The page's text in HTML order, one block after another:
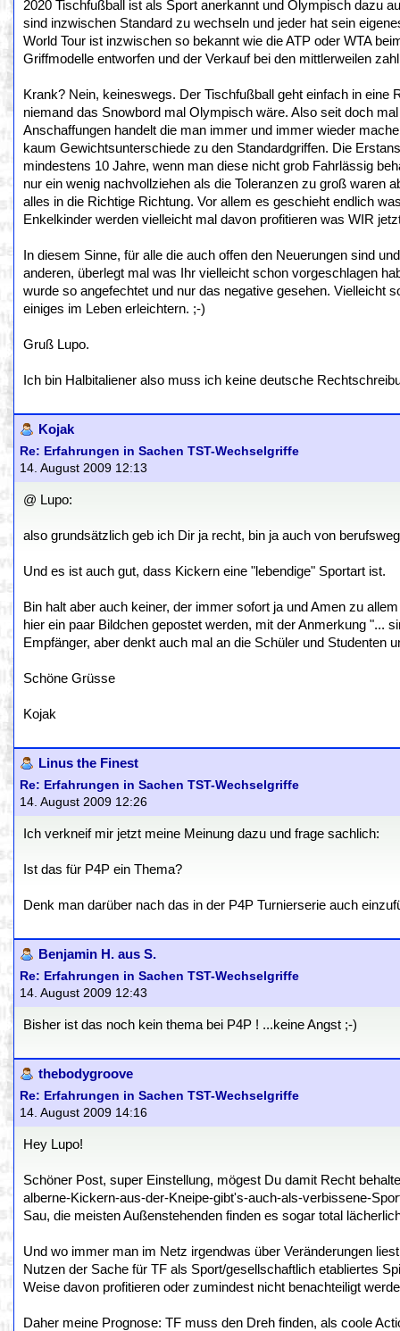
2020 Tischfußball ist als Sport anerkannt und Olympisch dazu
sind inzwischen Standard zu wechseln und jeder hat sein
World Tour ist inzwischen so bekannt wie die ATP oder WTA
Griffmodelle entworfen und der Verkauf bei den mittlerweilen
Krank? Nein, keineswegs. Der Tischfußball geht einfach in
niemand das Snowbord mal Olympisch wäre. Also seit doch
Anschaffungen handelt die man immer und immer wieder
kaum Gewichtsunterschiede zu den Standardgriffen. Die
mindestens 10 Jahre, wenn man diese nicht grob Fahrlässig
nur ein wenig nachvollziehen als die Toleranzen zu groß waren
alles in die Richtige Richtung. Vor allem es geschieht endlich
Enkelkinder werden vielleicht mal davon profitieren was WIR
In diesem Sinne, für alle die auch offen den Neuerungen sind
anderen, überlegt mal was Ihr vielleicht schon vorgeschlagen
wurde so angefechtet und nur das negative gesehen. Vielleicht
einiges im Leben erleichtern. ;-)
Gruß Lupo.
Ich bin Halbitaliener also muss ich keine deutsche
Kojak
Re: Erfahrungen in Sachen TST-Wechselgriffe
14. August 2009 12:13
@ Lupo:
also grundsätzlich geb ich Dir ja recht, bin ja auch von
Und es ist auch gut, dass Kickern eine "lebendige" Sportart ist.
Bin halt aber auch keiner, der immer sofort ja und Amen zu
hier ein paar Bildchen gepostet werden, mit der Anmerkung "...
Empfänger, aber denkt auch mal an die Schüler und Studenten
Schöne Grüsse
Kojak
Linus the Finest
Re: Erfahrungen in Sachen TST-Wechselgriffe
14. August 2009 12:26
Ich verkneif mir jetzt meine Meinung dazu und frage sachlich:
Ist das für P4P ein Thema?
Denk man darüber nach das in der P4P Turnierserie auch
Benjamin H. aus S.
Re: Erfahrungen in Sachen TST-Wechselgriffe
14. August 2009 12:43
Bisher ist das noch kein thema bei P4P ! ...keine Angst ;-)
thebodygroove
Re: Erfahrungen in Sachen TST-Wechselgriffe
14. August 2009 14:16
Hey Lupo!
Schöner Post, super Einstellung, mögest Du damit Recht
alberne-Kickern-aus-der-Kneipe-gibt's-auch-als-verbissene-
Sau, die meisten Außenstehenden finden es sogar total
Und wo immer man im Netz irgendwas über Veränderungen
Nutzen der Sache für TF als Sport/gesellschaftlich etabliertes
Weise davon profitieren oder zumindest nicht benachteiligt
Daher meine Prognose: TF muss den Dreh finden, als coole